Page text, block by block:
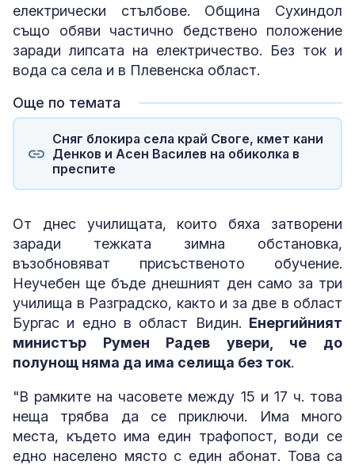
електрически стълбове. Община Сухиндол
също обяви частично бедствено положение
заради липсата на електричество. Без ток и
вода са села и в Плевенска област.
Още по темата
Сняг блокира села край Своге, кмет кани
Денков и Асен Василев на обиколка в
преспите
От днес училищата, които бяха затворени
заради тежката зимна обстановка,
възобновяват присъственото обучение.
Неучебен ще бъде днешният ден само за три
училища в Разградско, както и за две в област
Бургас и едно в област Видин. Енергийният
министър Румен Радев увери, че до
полунощ няма да има селища без ток.
"В рамките на часовете между 15 и 17 ч. това
неща трябва да се приключи. Има много
места, където има един трафопост, води се
едно населено място с един абонат. Това са